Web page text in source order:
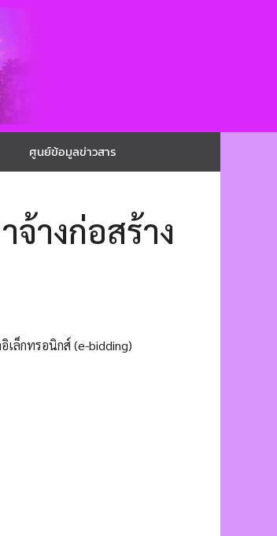
ศูนย์ข้อมูลข่าวสาร
างก่อสร้าง
เล็กทรอนิกส์ (e-bidding)